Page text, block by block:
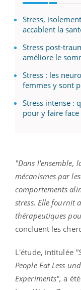
Stress,
accablent la
Stress post-
améliore le
Stress : les
femmes y sont
Stress intense :
pour y faire face
"Dans l'ensemble,
mécanismes par
comportements
stress. Elle fournit
thérapeutiques
concluent les
L'étude, intitulée
People Eat Less
Experiments", a